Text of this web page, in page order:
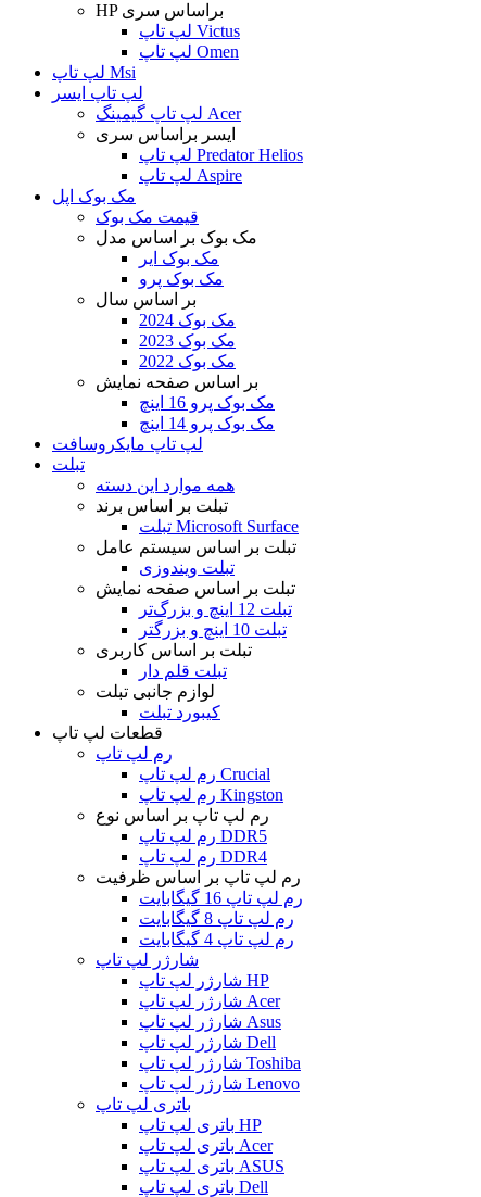
HP براساس سری
لپ تاپ Victus
لپ تاپ Omen
لپ تاپ Msi
لپ تاپ ایسر
لپ تاپ گیمینگ Acer
ایسر براساس سری
لپ تاپ Predator Helios
لپ تاپ Aspire
مک بوک اپل
قیمت مک بوک
مک بوک بر اساس مدل
مک بوک ایر
مک بوک پرو
بر اساس سال
مک بوک 2024
مک بوک 2023
مک بوک 2022
بر اساس صفحه نمایش
مک بوک پرو 16 اینچ
مک بوک پرو 14 اینچ
لپ تاپ مایکروسافت
تبلت
همه موارد این دسته
تبلت بر اساس برند
تبلت Microsoft Surface
تبلت بر اساس سیستم عامل
تبلت ویندوزی
تبلت بر اساس صفحه نمایش
تبلت 12 اینچ و بزرگ‌تر
تبلت 10 اینچ و بزرگتر
تبلت بر اساس کاربری
تبلت قلم دار
لوازم جانبی تبلت
کیبورد تبلت
قطعات لپ تاپ
رم لپ تاپ
رم لپ تاپ Crucial
رم لپ تاپ Kingston
رم لپ تاپ بر اساس نوع
رم لپ تاپ DDR5
رم لپ تاپ DDR4
رم لپ تاپ بر اساس ظرفیت
رم لپ تاپ 16 گیگابایت
رم لپ تاپ 8 گیگابایت
رم لپ تاپ 4 گیگابایت
شارژر لپ تاپ
شارژر لپ تاپ HP
شارژر لپ تاپ Acer
شارژر لپ تاپ Asus
شارژر لپ تاپ Dell
شارژر لپ تاپ Toshiba
شارژر لپ تاپ Lenovo
باتری لپ تاپ
باتری لپ تاپ HP
باتری لپ تاپ Acer
باتری لپ تاپ ASUS
باتری لپ تاپ Dell